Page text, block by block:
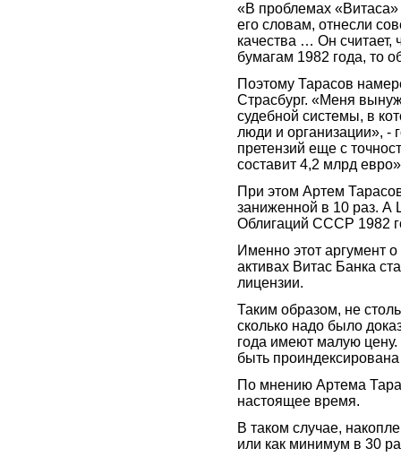
«В проблемах
его словам, отнесли
качества … Он считает,
бумагам 1982 года, то
Поэтому Тарасов
Страсбург. «Меня
судебной системы, в
люди и организации», -
претензий еще с
составит 4,2 млрд
При этом Артем
заниженной в 10 раз. А
Облигаций СССР 1982
Именно этот аргумент
активах Витас Банка
лицензии.
Таким образом, не
сколько надо было
года имеют малую
быть
По мнению Артема
настоящее время.
В таком случае,
или как минимум в 30